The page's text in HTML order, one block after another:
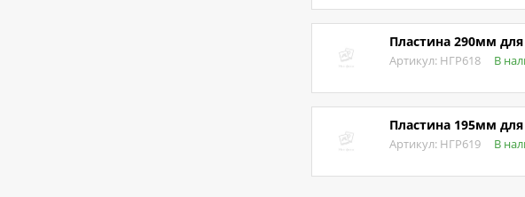
Пластина 290мм
Артикул: НГР618 В
Пластина 195мм
Артикул: НГР619 В